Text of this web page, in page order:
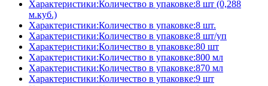
Характеристики:Количество в упаковке:8 шт (0,288
м.куб.)
Характеристики:Количество в упаковке:8 шт.
Характеристики:Количество в упаковке:8 шт/уп
Характеристики:Количество в упаковке:80 шт
Характеристики:Количество в упаковке:800 мл
Характеристики:Количество в упаковке:870 мл
Характеристики:Количество в упаковке:9 шт